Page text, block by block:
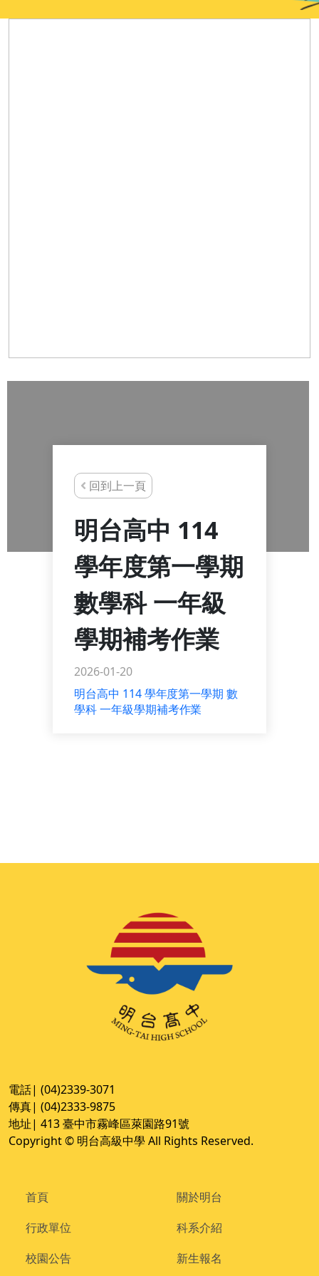
回到上一頁
明台高中 114
學年度第一學期
數學科 一年級
學期補考作業
2026-01-20
明台高中 114 學年度第一學期 數
學科 一年級學期補考作業
電話| (04)2339-3071
傳真| (04)2333-9875
地址| 413 臺中市霧峰區萊園路91號
Copyright © 明台高級中學 All Rights Reserved.
首頁
關於明台
行政單位
科系介紹
校園公告
新生報名